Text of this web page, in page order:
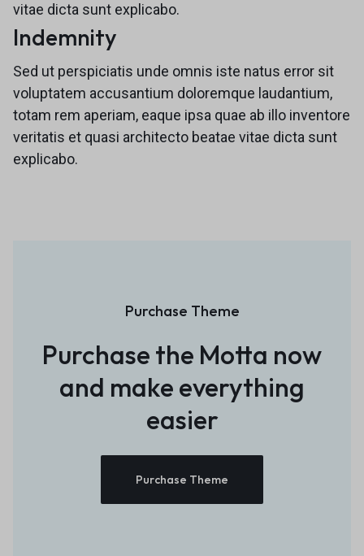
vitae dicta sunt explicabo.
Indemnity
Sed ut perspiciatis unde omnis iste natus error sit
voluptatem accusantium doloremque laudantium,
totam rem aperiam, eaque ipsa quae ab illo inventore
veritatis et quasi architecto beatae vitae dicta sunt
explicabo.
Purchase Theme
Purchase the Motta now
and make everything
easier
Purchase Theme